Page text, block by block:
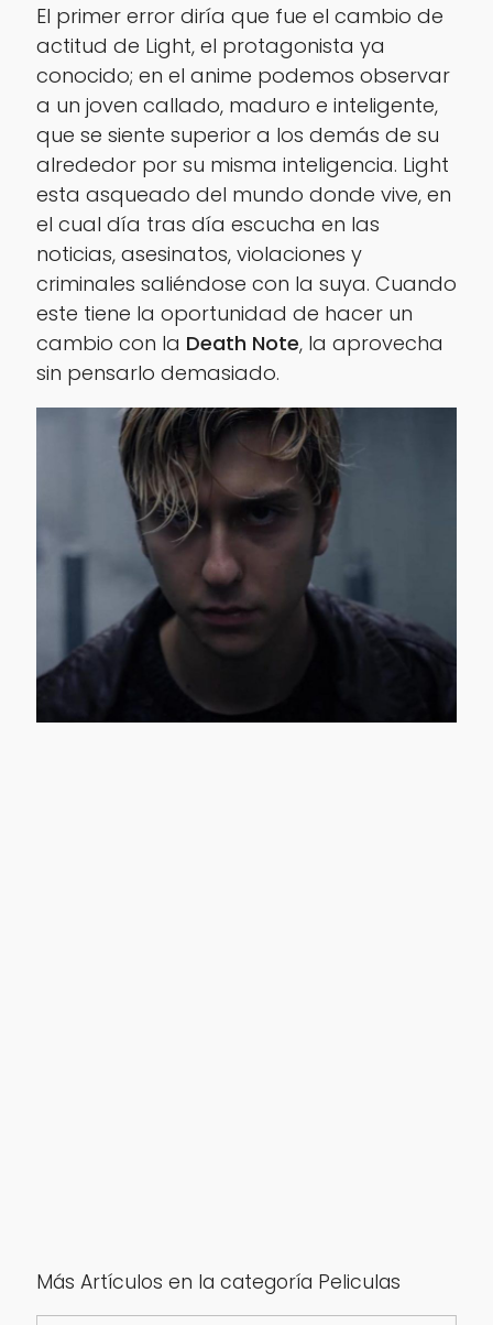
El primer error diría que fue el cambio de
actitud de Light, el protagonista ya
conocido; en el anime podemos observar
a un joven callado, maduro e inteligente,
que se siente superior a los demás de su
alrededor por su misma inteligencia. Light
esta asqueado del mundo donde vive, en
el cual día tras día escucha en las
noticias, asesinatos, violaciones y
criminales saliéndose con la suya. Cuando
este tiene la oportunidad de hacer un
cambio con la Death Note, la aprovecha
sin pensarlo demasiado.
Más Artículos en la categoría Peliculas